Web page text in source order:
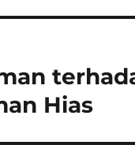
Hias